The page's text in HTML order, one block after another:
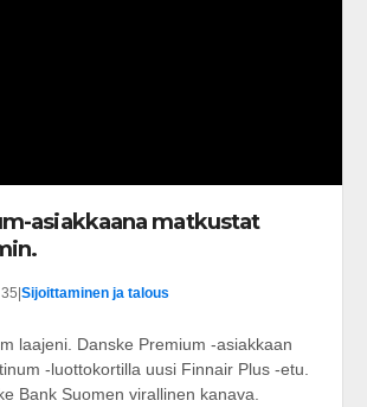
asiakkaana matkustat
Sijoittaminen ja talous
laajeni. Danske Premium -asiakkaan
-luottokortilla uusi Finnair Plus -etu.
Bank Suomen virallinen kanava.